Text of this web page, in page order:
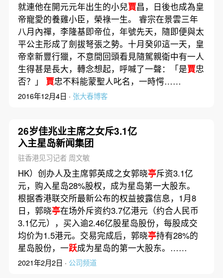
就連他在開元元年出生的小兒賈昌，日後也成為皇
帝寵愛的養雞小臣，榮祿一生。 睿宗在景雲三年
八月內禪，李隆基即帝位，年號先天，隨即便與太
平公主形成了劍拔弩張之勢。十月癸卯這一天，皇
帝幸新豐行獵，不意間回頭看見隨駕親衛中有一人
生得甚是長大，轉念想起，呼喊了一聲：「是賈忠
否？」 賈忠不料能蒙聖人叱名，一時愕……
2016年12月4日 · 张大春博客
26岁佳兆业主席之女斥3.1亿
入主星岛新闻集团
驻香港见习记者 周文敏
HK）创办人及主席郭英成之女郭晓亭斥资3.1亿
元，购入星岛28%股权，成为星岛第一大股东。
根据香港联交所最新公布的权益披露信息，1月8
日，郭晓亭在场外斥资约3.7亿港元（约合人民币
3.1亿元），买入逾2.46亿股星岛股份，每股成交
均价为1.5港元。交易完成后，郭晓亭持有28%的
星岛股份，一跃成为星岛的第一大股东。……
2021年2月2日 · 公司频道